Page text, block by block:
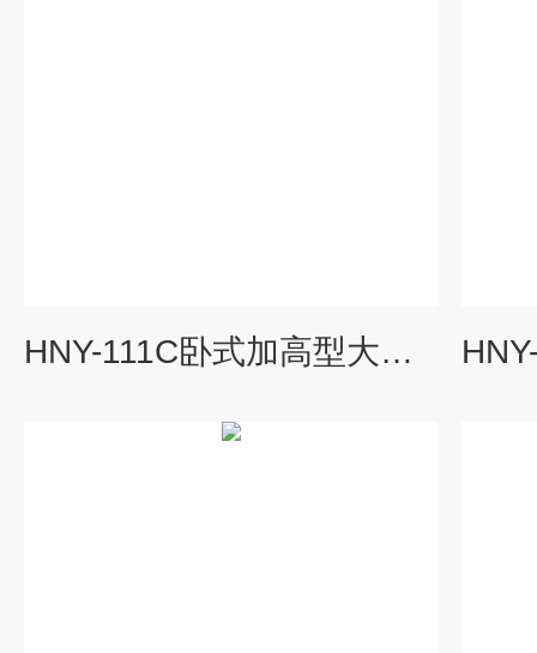
HNY-111C卧式加高型大容量全温度恒温培养摇床报价